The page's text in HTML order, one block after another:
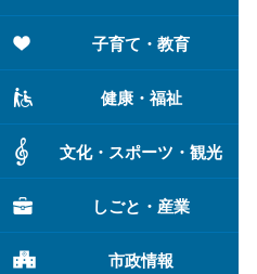
子育て・教育
健康・福祉
文化・スポーツ・観光
しごと・産業
市政情報